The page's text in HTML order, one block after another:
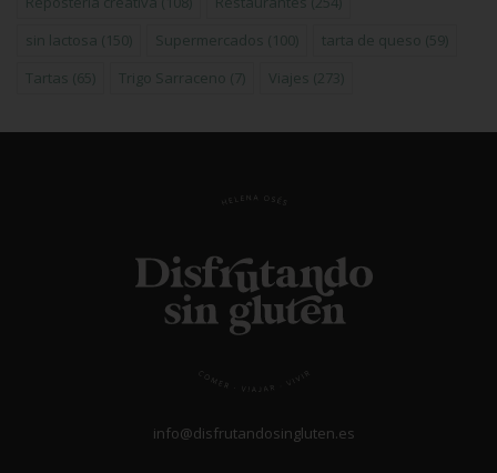
sin lactosa (150) Supermercados (100) tarta de queso (59)
Tartas (65) Trigo Sarraceno (7) Viajes (273)
info@disfrutandosingluten.es